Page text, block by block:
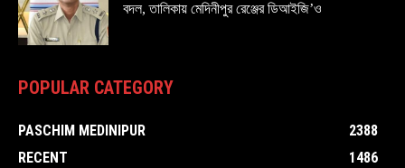
বদল, তালিকায় মেদিনীপুর রেঞ্জের ডিআইজি’ও
POPULAR CATEGORY
PASCHIM MEDINIPUR
2388
RECENT
1486